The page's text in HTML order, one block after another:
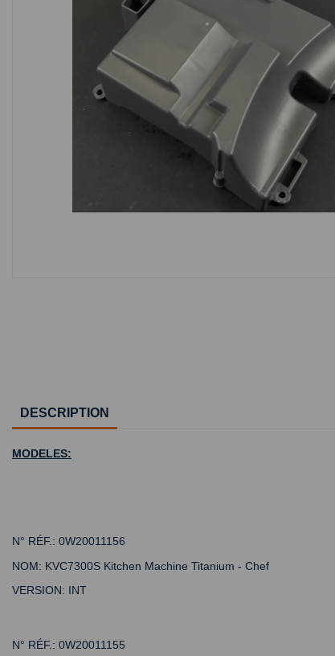
DESCRIPTION
MODELES:
N° RÉF.: 0W20011156
NOM: KVC7300S Kitchen Machine Titanium - Chef
VERSION: INT
N° RÉF.: 0W20011155